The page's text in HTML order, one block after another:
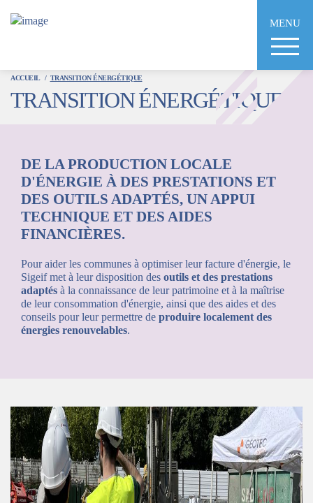
MENU
ACCUEIL TRANSITION ÉNERGÉTIQUE
TRANSITION ÉNERGÉTIQUE
DE LA PRODUCTION LOCALE
D'ÉNERGIE À DES PRESTATIONS ET
DES OUTILS ADAPTÉS, UN APPUI
TECHNIQUE ET DES AIDES
FINANCIÈRES.
Pour aider les communes à optimiser leur facture d'énergie, le
Sigeif met à leur disposition des outils et des prestations
adaptés à la connaissance de leur patrimoine et à la maîtrise
de leur consommation d'énergie, ainsi que des aides et des
conseils pour leur permettre de produire localement des
énergies renouvelables.